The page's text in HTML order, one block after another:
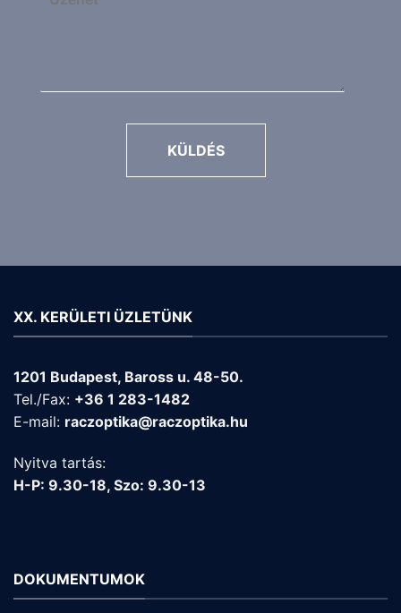
KÜLDÉS
XX. KERÜLETI ÜZLETÜNK
1201 Budapest, Baross u. 48-50.
Tel./Fax: +36 1 283-1482
E-mail: raczoptika@raczoptika.hu
Nyitva tartás:
H-P: 9.30-18, Szo: 9.30-13
DOKUMENTUMOK